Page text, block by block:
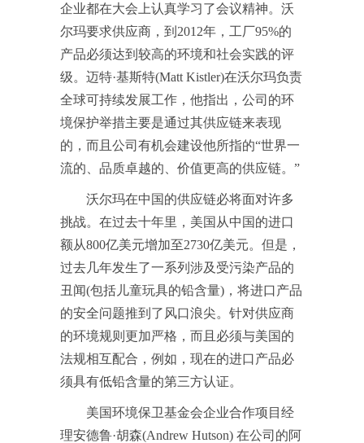
企业都在大会上认真学习了会议精神。沃
尔玛要求供应商，到2012年，工厂95%的
产品必须达到较高的环境和社会实践的评
级。迈特·基斯特(Matt Kistler)在沃尔玛负责
全球可持续发展工作，他指出，公司的环
境保护举措主要是通过其供应链来表现
的，而且公司有机会建设他所指的“世界一
流的、品质卓越的、价值更高的供应链。”
沃尔玛在中国的供应链必将面对许多
挑战。在过去十年里，美国从中国的进口
额从800亿美元增加至2730亿美元。但是，
过去几年发生了一系列涉及受污染产品的
丑闻(包括儿童玩具的铅含量)，将进口产品
的安全问题推到了风口浪尖。针对供应商
的环境规则更加严格，而且必须与美国的
法规相互配合，例如，现在的进口产品必
须具有低铅含量的第三方认证。
美国环境保卫基金会企业合作项目经
理安德鲁·胡森(Andrew Hutson) 在公司的阿